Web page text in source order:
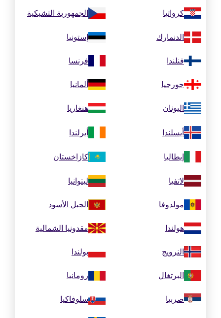
كرواتيا الجمهورية التشيكية
الدنمارك إستونيا
فنلندا فرنسا
جورجيا ألمانيا
اليونان هنغاريا
أيسلندا أيرلندا
إيطاليا كازاخستان
لاتفيا ليتوانيا
مولدوفا الجبل الأسود
هولندا مقدونيا الشمالية
النرويج بولندا
البرتغال رومانيا
صربيا سلوفاكيا